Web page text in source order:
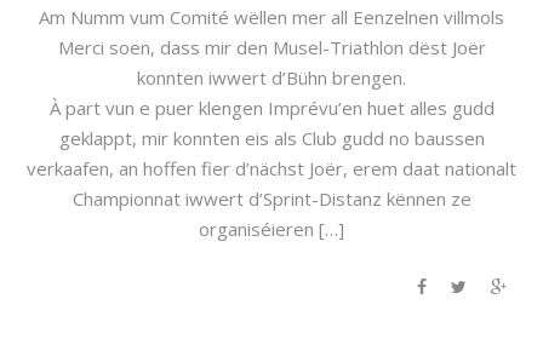
Am Numm vum Comité wëllen mer all Eenzelnen villmols
Merci soen, dass mir den Musel-Triathlon dëst Joër
konnten iwwert d’Bühn brengen.
À part vun e puer klengen Imprévu’en huet alles gudd
geklappt, mir konnten eis als Club gudd no baussen
verkaafen, an hoffen fier d’nächst Joër, erem daat nationalt
Championnat iwwert d’Sprint-Distanz kënnen ze
organiséieren […]